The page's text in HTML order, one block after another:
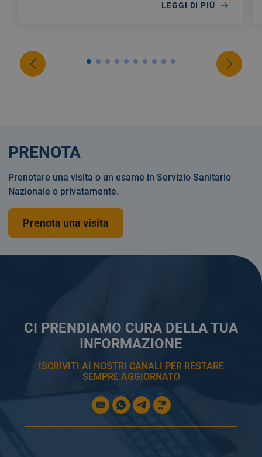
LEGGI DI PIÙ
CI PRENDIAMO CURA DELLA TUA
INFORMAZIONE
ISCRIVITI AI NOSTRI CANALI PER RESTARE
SEMPRE AGGIORNATO
PRENOTA
Prenotare una visita o un esame in Servizio Sanitario
Nazionale o privatamente.
Prenota una visita